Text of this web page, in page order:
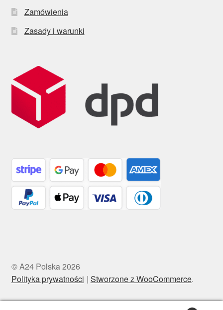
Zamówienia
Zasady i warunki
© A24 Polska 2026
Polityka prywatności
Stworzone z WooCommerce.